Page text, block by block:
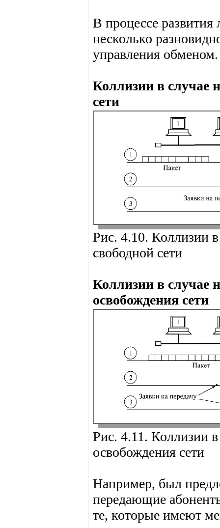
В процессе развития
несколько
управления обменом.
Коллизии в случае
сети
Рис. 4.10. Коллизии в
свободной сети
Коллизии в случае
освобождения сети
Рис. 4.11. Коллизии в
освобождения сети
Например, был
передающие
те, которые имеют